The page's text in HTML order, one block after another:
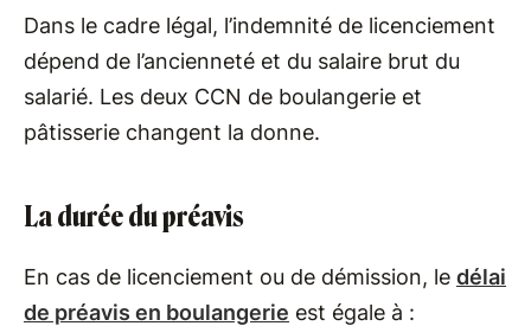
Dans le cadre légal, l’indemnité de licenciement
dépend de l’ancienneté et du salaire brut du
salarié. Les deux CCN de boulangerie et
pâtisserie changent la donne.
La durée du préavis
En cas de licenciement ou de démission, le délai
de préavis en boulangerie est égale à :